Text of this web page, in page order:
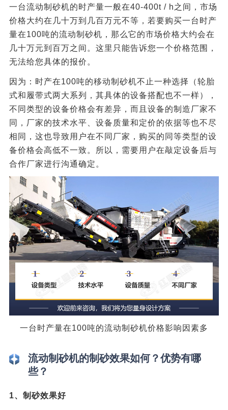
一台流动制砂机的时产量一般在40-400t / h之间，市场
价格大约在几十万到几百万元不等，若要购买一台时产
量在100吨的流动制砂机，那么它的市场价格大约会在
几十万元到百万之间。这里只能告诉您一个价格范围，
无法给您具体的报价。
因为：时产在100吨的移动制砂机不止一种选择（轮胎
式和履带式两大系列，其具体的设备搭配也不一样），
不同类型的设备价格会有差异，而且设备的制造厂家不
同，厂家的技术水平、设备质量和定价的依据等也不尽
相同，这也导致用户在不同厂家，购买的同等类型的设
备价格会高低不一致。所以，需要用户在敲定设备后与
合作厂家进行沟通确定。
一台时产量在100吨的流动制砂机价格影响因素多
流动制砂机的制砂效果如何？优势有哪
些？
1、制砂效果好